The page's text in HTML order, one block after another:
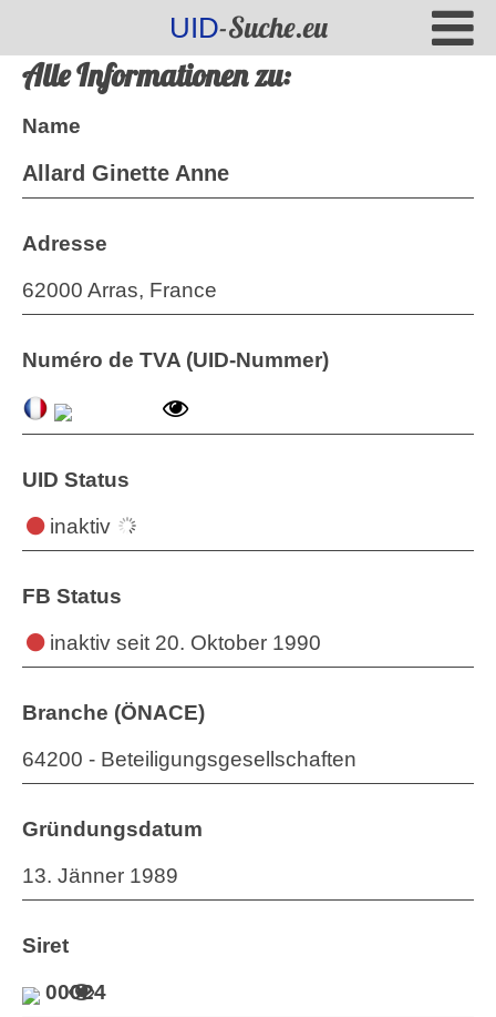
UID-Suche.eu
Alle Informationen zu:
Name
Allard Ginette Anne
Adresse
62000 Arras, France
Numéro de TVA (UID-Nummer)
UID Status
inaktiv
FB Status
inaktivseit 20. Oktober 1990
Branche (ÖNACE)
64200 - Beteiligungsgesellschaften
Gründungsdatum
13. Jänner 1989
Siret
00024